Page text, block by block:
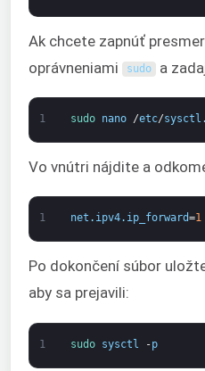
Ak chcete zapnúť
oprávneniami
sudo a
1 sudo nano /etc/sysctl .
Vo vnútri nájdite a
1 net . ipv4. ip_forward=1
Po dokončení súbor
aby sa prejavili:
1 sudo sysctl -p